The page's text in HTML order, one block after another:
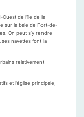
de l’île de la
sur la baie de Fort-de-
On peut s’y rendre
navettes font la
relativement
et l’église principale,